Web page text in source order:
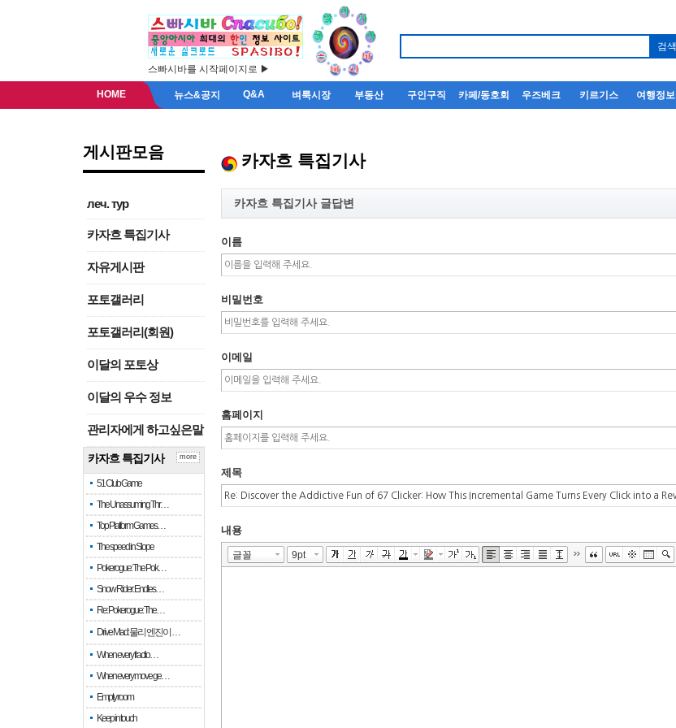
스빠시바를 시작페이지로 ▶
HOME 뉴스&공지 Q&A 벼룩시장 부동산 구인구직 카페/동호회 우즈베크 키르기스 여행정보
게시판모음
леч. тур
카자흐 특집기사
자유게시판
포토갤러리
포토갤러리(회원)
이달의 포토상
이달의 우수 정보
관리자에게 하고싶은말
카자흐 특집기사
51 Club Game
The Unassuming Thr…
Top Platform Games…
The speed in Slope
Pokerogue: The Pok…
Snow Rider: Endles…
Re: Pokerogue: The…
Drive Mad: 물리 엔진이 …
When every fractio…
When every move ge…
Empty room
Keep in touch
more
카자흐 특집기사
카자흐 특집기사 글답변
이름
비밀번호
이메일
홈페이지
제목
내용